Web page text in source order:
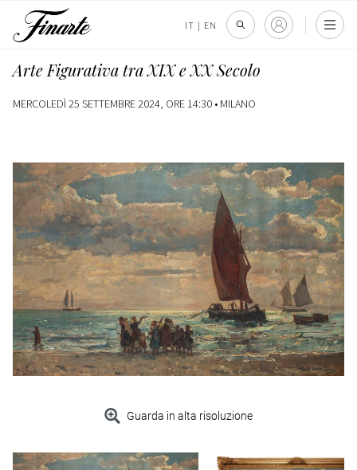
IT | EN
Arte Figurativa tra XIX e XX Secolo
MERCOLEDÌ 25 SETTEMBRE 2024, ORE 14:30 • MILANO
Guarda in alta risoluzione